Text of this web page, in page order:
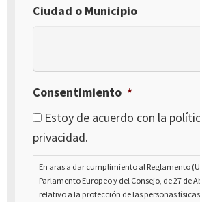
Ciudad o Municipio
Consentimiento *
Estoy de acuerdo con la
privacidad.
En aras a dar cumplimiento al Reglamento
Parlamento Europeo y del Consejo, de 27 de
relativo a la protección de las personas